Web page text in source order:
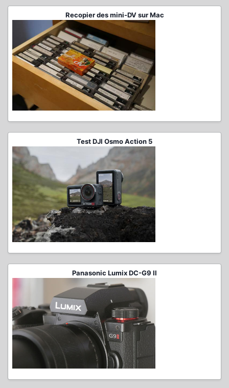
Recopier des mini-DV sur Mac
Test DJI Osmo Action 5
Panasonic Lumix DC-G9 II